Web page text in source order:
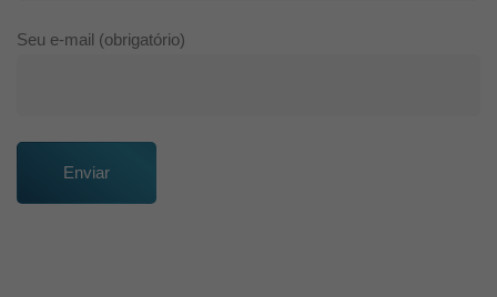
Seu e-mail (obrigatório)